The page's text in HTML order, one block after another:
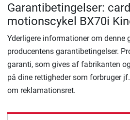
Garantibetingelser:
motionscykel BX70i
Yderligere informationer om denne
producentens garantibetingelser.
garanti, som gives af fabrikanten
på dine rettigheder som forbruger
om reklamationsret.